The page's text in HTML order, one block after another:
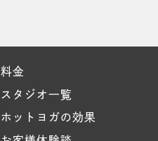
料金
スタジオ一覧
ホットヨガの効果